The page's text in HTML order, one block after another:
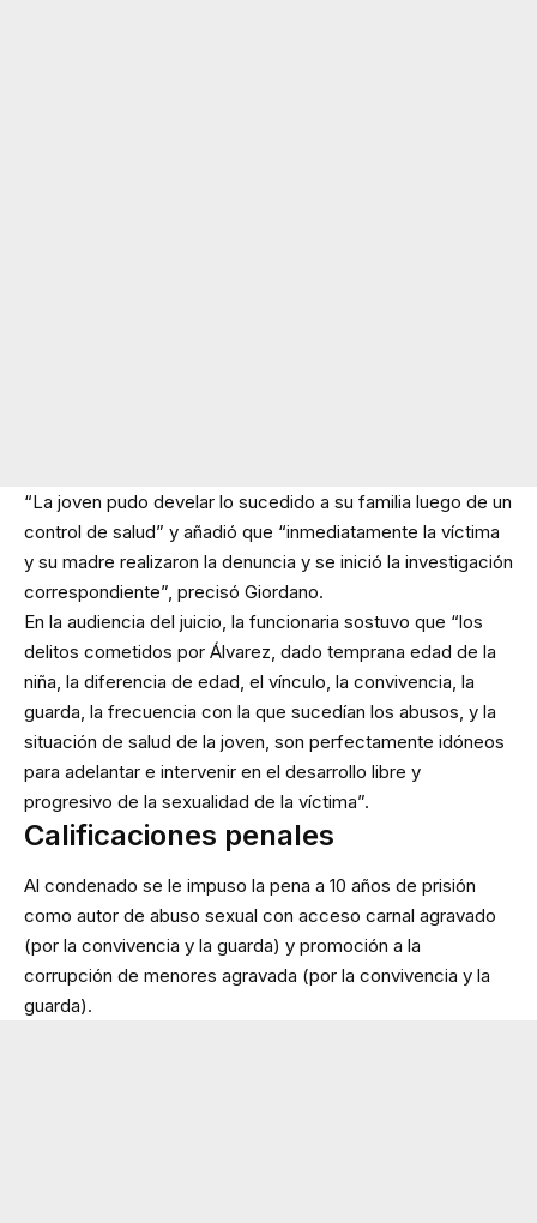
“La joven pudo develar lo sucedido a su familia luego de un
control de salud” y añadió que “inmediatamente la víctima
y su madre realizaron la denuncia y se inició la investigación
correspondiente”, precisó Giordano.
En la audiencia del juicio, la funcionaria sostuvo que “los
delitos cometidos por Álvarez, dado temprana edad de la
niña, la diferencia de edad, el vínculo, la convivencia, la
guarda, la frecuencia con la que sucedían los abusos, y la
situación de salud de la joven, son perfectamente idóneos
para adelantar e intervenir en el desarrollo libre y
progresivo de la sexualidad de la víctima”.
Calificaciones penales
Al condenado se le impuso la pena a 10 años de prisión
como autor de abuso sexual con acceso carnal agravado
(por la convivencia y la guarda) y promoción a la
corrupción de menores agravada (por la convivencia y la
guarda).